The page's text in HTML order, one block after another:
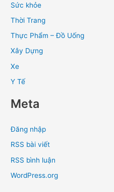
Sức khỏe
Thời Trang
Thực Phẩm – Đồ Uống
Xây Dựng
Xe
Y Tế
Meta
Đăng nhập
RSS bài viết
RSS bình luận
WordPress.org